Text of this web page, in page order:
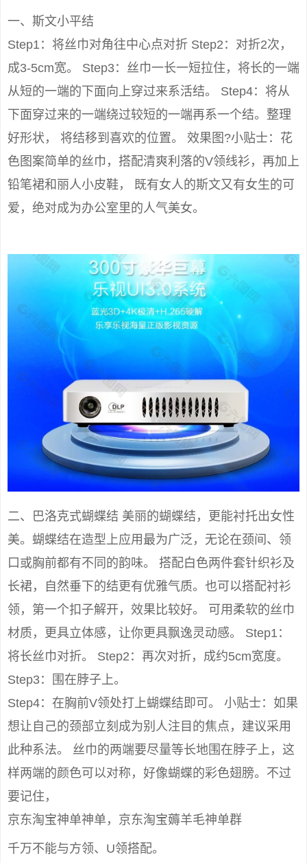
一、斯文小平结
Step1：将丝巾对角往中心点对折 Step2：对折2次，
成3-5cm宽。 Step3：丝巾一长一短拉住，将长的一端
从短的一端的下面向上穿过来系活结。 Step4：将从
下面穿过来的一端绕过较短的一端再系一个结。整理
好形状， 将结移到喜欢的位置。 效果图?小贴士：花
色图案简单的丝巾，搭配清爽利落的V领线衫，再加上
铅笔裙和丽人小皮鞋， 既有女人的斯文又有女生的可
爱，绝对成为办公室里的人气美女。
二、巴洛克式蝴蝶结 美丽的蝴蝶结，更能衬托出女性
美。蝴蝶结在造型上应用最为广泛，无论在颈间、领
口或胸前都有不同的韵味。 搭配白色两件套针织衫及
长裙，自然垂下的结更有优雅气质。也可以搭配衬衫
领，第一个扣子解开，效果比较好。 可用柔软的丝巾
材质，更具立体感，让你更具飘逸灵动感。 Step1：
将长丝巾对折。 Step2：再次对折，成约5cm宽度。
Step3：围在脖子上。
Step4：在胸前V领处打上蝴蝶结即可。 小贴士：如果
想让自己的颈部立刻成为别人注目的焦点，建议采用
此种系法。 丝巾的两端要尽量等长地围在脖子上，这
样两端的颜色可以对称，好像蝴蝶的彩色翅膀。不过
要记住，
京东淘宝神单神单，京东淘宝薅羊毛神单群
千万不能与方领、U领搭配。